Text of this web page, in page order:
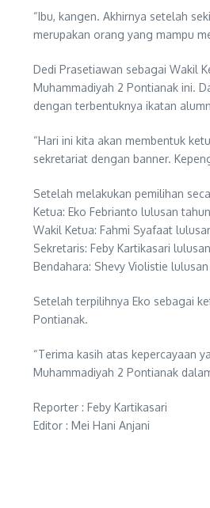
“Ibu, kangen. Akhirnya setelah
merupakan orang yang mampu
Dedi Prasetiawan sebagai Wakil
Muhammadiyah 2 Pontianak ini.
dengan terbentuknya ikatan
“Hari ini kita akan membentuk
sekretariat dengan banner.
Setelah melakukan pemilihan
Ketua: Eko Febrianto lulusan
Wakil Ketua: Fahmi Syafaat
Sekretaris: Feby Kartikasari
Bendahara: Shevy Violistie
Setelah terpilihnya Eko sebagai
Pontianak.
“Terima kasih atas kepercayaan
Muhammadiyah 2 Pontianak
Reporter : Feby Kartikasari
Editor : Mei Hani Anjani